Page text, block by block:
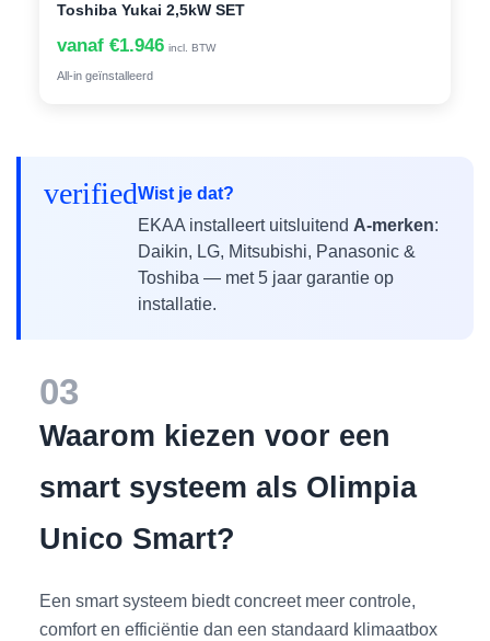
Toshiba Yukai 2,5kW SET
vanaf €1.946 incl. BTW
All-in geïnstalleerd
verifiedWist je dat?
EKAA installeert uitsluitend A-merken:
Daikin, LG, Mitsubishi, Panasonic &
Toshiba — met 5 jaar garantie op
installatie.
03
Waarom kiezen voor een
smart systeem als Olimpia
Unico Smart?
Een smart systeem biedt concreet meer controle,
comfort en efficiëntie dan een standaard klimaatbox